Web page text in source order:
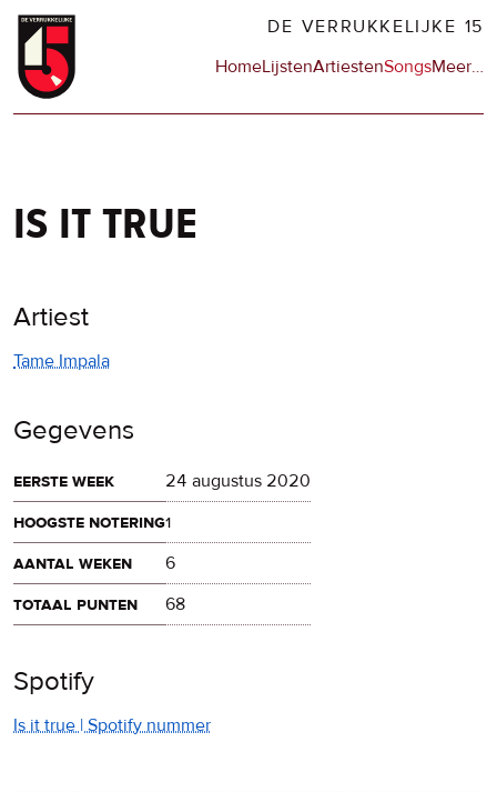
Overslaan
naar
DE VERRUKKELIJKE 15
Hoofdnavigatie
HomeLijstenArtiestenSongsMeerop
…
is it true
Artiest
Tame Impala
Gegevens
eerste week
24 augustus 2020
hoogste notering1
aantal weken
6
totaal punten
68
Spotify
Is it true | Spotify nummer